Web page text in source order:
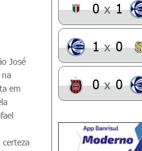
José
em
0 x 1
1 x 0
0 x 0